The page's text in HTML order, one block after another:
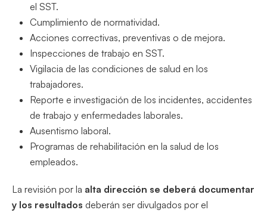
el SST.
Cumplimiento de normatividad.
Acciones correctivas, preventivas o de mejora.
Inspecciones de trabajo en SST.
Vigilacia de las condiciones de salud en los
trabajadores.
Reporte e investigación de los incidentes, accidentes
de trabajo y enfermedades laborales.
Ausentismo laboral.
Programas de rehabilitación en la salud de los
empleados.
La revisión por la alta dirección se deberá documentar
y los resultados deberán ser divulgados por el